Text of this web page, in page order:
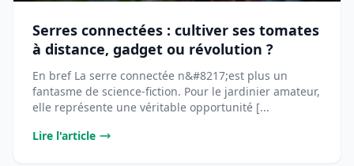
Serres connectées : cultiver ses tomates
à distance, gadget ou révolution ?
En bref La serre connectée n&#8217;est plus un
fantasme de science-fiction. Pour le jardinier amateur,
elle représente une véritable opportunité [...
Lire l'article